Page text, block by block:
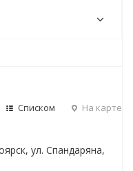
Списком На карте
ул. Спандаряна,